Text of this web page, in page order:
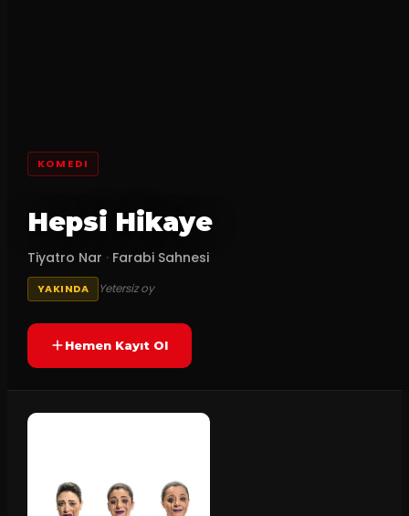
KOMEDI
Hepsi Hikaye
Tiyatro Nar · Farabi Sahnesi
YAKINDA Yetersiz oy
Hemen Kayıt Ol